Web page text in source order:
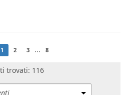
1 2 3 ... 8
trovati: 116